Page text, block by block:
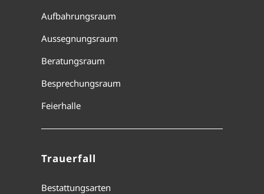
Aufbahrungsraum
Aussegnungsraum
Beratungsraum
Besprechungsraum
Feierhalle
Trauerfall
Bestattungsarten